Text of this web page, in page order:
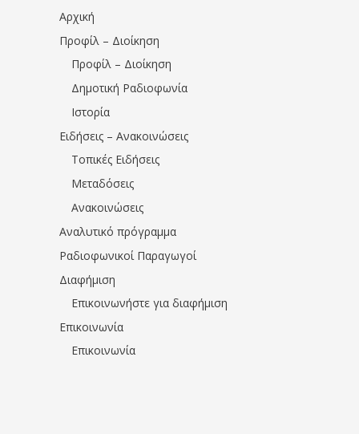
Αρχική
Προφίλ – Διοίκηση
Προφίλ – Διοίκηση
Δημοτική Ραδιοφωνία
Ιστορία
Ειδήσεις – Ανακοινώσεις
Τοπικές Ειδήσεις
Μεταδόσεις
Ανακοινώσεις
Αναλυτικό πρόγραμμα
Ραδιοφωνικοί Παραγωγοί
Διαφήμιση
Επικοινωνήστε για διαφήμιση
Επικοινωνία
Επικοινωνία